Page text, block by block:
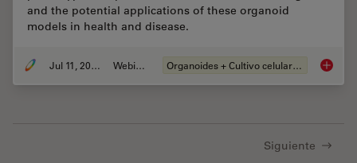
and the potential applications of these organoid
models in health and disease.
Jul 11, 2023 Webinar Organoides + Cultivo celular 3D
Siguiente